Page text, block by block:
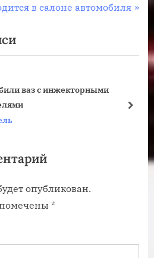
в салоне автомобиля
ваз с инжекторными
опубликован.
*